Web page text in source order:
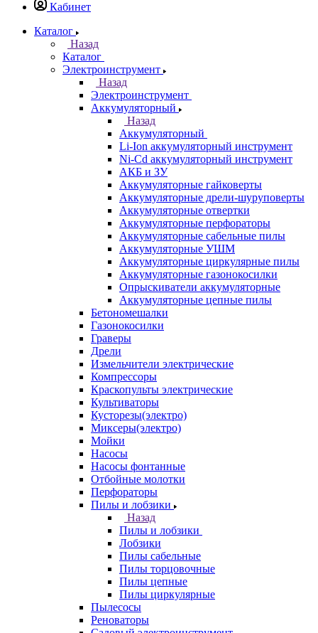
Кабинет
Каталог
Назад
Каталог
Электроинструмент
Назад
Электроинструмент
Аккумуляторный
Назад
Аккумуляторный
Li-Ion аккумуляторный инструмент
Ni-Cd аккумуляторный инструмент
АКБ и ЗУ
Аккумуляторные гайковерты
Аккумуляторные дрели-шуруповерты
Аккумуляторные отвертки
Аккумуляторные перфораторы
Аккумуляторные сабельные пилы
Аккумуляторные УШМ
Аккумуляторные циркулярные пилы
Аккумуляторные газонокосилки
Опрыскиватели аккумуляторные
Аккумуляторные цепные пилы
Бетономешалки
Газонокосилки
Граверы
Дрели
Измельчители электрические
Компрессоры
Краскопульты электрические
Культиваторы
Кусторезы(электро)
Миксеры(электро)
Мойки
Насосы
Насосы фонтанные
Отбойные молотки
Перфораторы
Пилы и лобзики
Назад
Пилы и лобзики
Лобзики
Пилы сабельные
Пилы торцовочные
Пилы цепные
Пилы циркулярные
Пылесосы
Реноваторы